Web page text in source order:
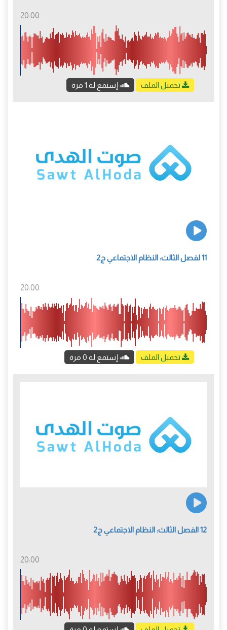
20:00
تحميل الملف إستمع له 1 مرة
11 لفصل الثالث: النظام الاجتماعي ج2
20:00
تحميل الملف إستمع له 0 مرة
12 الفصل الثالث: النظام الاجتماعي ج2
20:00